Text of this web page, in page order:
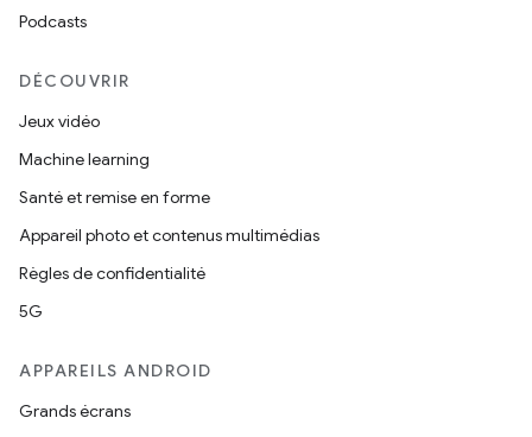
Podcasts
DÉCOUVRIR
Jeux vidéo
Machine learning
Santé et remise en forme
Appareil photo et contenus multimédias
Règles de confidentialité
5G
APPAREILS ANDROID
Grands écrans